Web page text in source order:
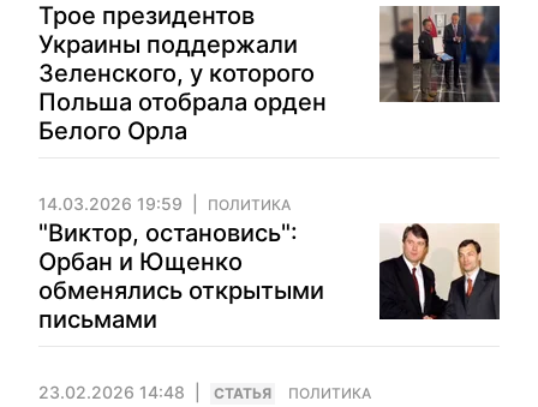
Трое президентов
Украины поддержали
Зеленского, у которого
Польша отобрала орден
Белого Орла
14.03.2026 19:59 ПОЛИТИКА
"Виктор, остановись":
Орбан и Ющенко
обменялись открытыми
письмами
23.02.2026 14:48 CТАТЬЯ ПОЛИТИКА